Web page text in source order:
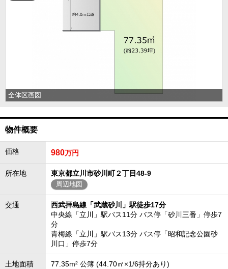
全体区画図
物件概要
価格 980万円
所在地 東京都立川市砂川町２丁目48-9
周辺地図
交通
西武拝島線「武蔵砂川」駅徒歩17分
中央線「立川」駅バス11分 バス停「砂川三番」停歩7
分
青梅線「立川」駅バス13分 バス停「昭和記念公園砂
川口」停歩7分
土地面積 77.35m² 公簿 (44.70㎡×1/6持分あり)